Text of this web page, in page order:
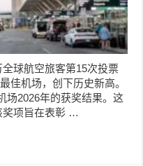
球航空旅客第15次投票
佳机场，创下历史新高。
场2026年的获奖结果。这
奖项旨在表彰 …